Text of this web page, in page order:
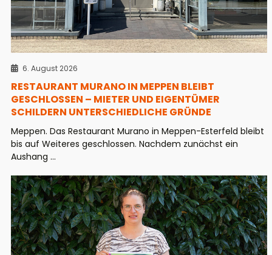
6. August 2026
RESTAURANT MURANO IN MEPPEN BLEIBT
GESCHLOSSEN – MIETER UND EIGENTÜMER
SCHILDERN UNTERSCHIEDLICHE GRÜNDE
Meppen. Das Restaurant Murano in Meppen-Esterfeld bleibt
bis auf Weiteres geschlossen. Nachdem zunächst ein
Aushang ...